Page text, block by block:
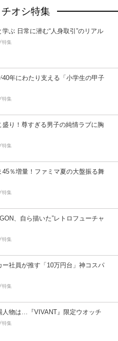
オシ特集
学ぶ 日常に潜む“人身取引”のリアル
特集
40年にわたり支える「小学生の甲子
特集
盛り！尊すぎる男子の純情ラブに胸
特集
45％増量！ファミマ夏の大盤振る舞
特集
、自ら描いた”レトロフューチャ
特集
ー社員が推す「10万円台」神コスパ
特集
人物は…『VIVANT』限定ウオッチ
特集